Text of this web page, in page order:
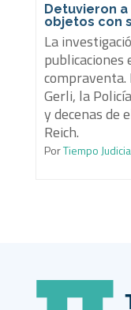
Detuvieron
objetos con
La
Gerli, la
y decenas de
Reich.
PorTiempo